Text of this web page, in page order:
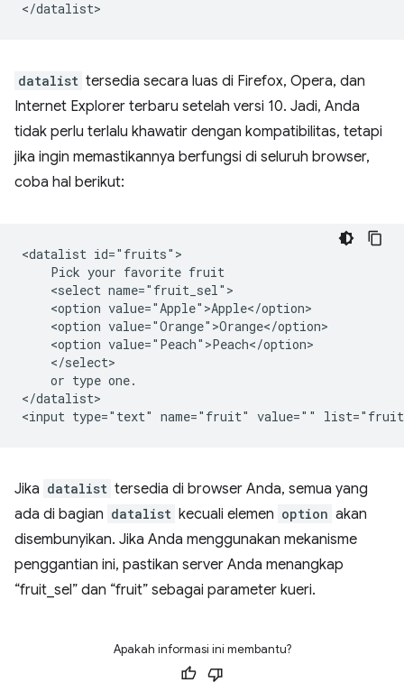
datalist tersedia secara luas di Firefox, Opera, dan
Internet Explorer terbaru setelah versi 10. Jadi, Anda
tidak perlu terlalu khawatir dengan kompatibilitas, tetapi
jika ingin memastikannya berfungsi di seluruh browser,
coba hal berikut:
<datalist id="fruits">
    Pick your favorite fruit
    <select name="fruit_sel">
    <option value="Apple">Apple</option>
    <option value="Orange">Orange</option>
    <option value="Peach">Peach</option>
    </select>
    or type one.
</datalist>
Jika datalist tersedia di browser Anda, semua yang
ada di bagian datalist kecuali elemen option akan
disembunyikan. Jika Anda menggunakan mekanisme
penggantian ini, pastikan server Anda menangkap
“fruit_sel” dan “fruit” sebagai parameter kueri.
Apakah informasi ini membantu?